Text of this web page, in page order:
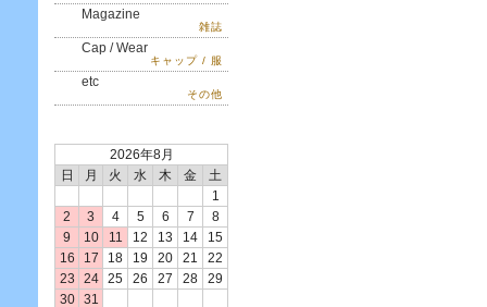
Magazine
雑誌
Cap / Wear
キャップ / 服
etc
その他
2026年8月
日
月 火 水 木 金
土
1
2
3 4 5 6 7
8
9
10 11 12 13 14
15
16
17 18 19 20 21
22
23
24 25 26 27 28
29
30
31